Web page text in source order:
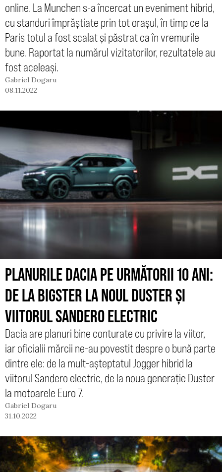
online. La Munchen s-a încercat un eveniment hibrid,
cu standuri împrăștiate prin tot orașul, în timp ce la
Paris totul a fost scalat și păstrat ca în vremurile
bune. Raportat la numărul vizitatorilor, rezultatele au
fost aceleași.
Gabriel Dogaru
08.11.2022
PLANURILE DACIA PE URMĂTORII 10 ANI:
DE LA BIGSTER LA NOUL DUSTER ȘI
VIITORUL SANDERO ELECTRIC
Dacia are planuri bine conturate cu privire la viitor,
iar oficialii mărcii ne-au povestit despre o bună parte
dintre ele: de la mult-așteptatul Jogger hibrid la
viitorul Sandero electric, de la noua generație Duster
la motoarele Euro 7.
Gabriel Dogaru
31.10.2022